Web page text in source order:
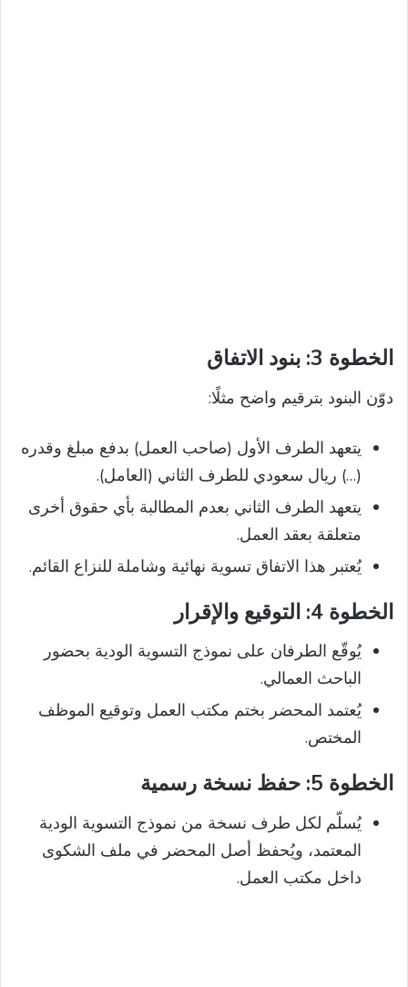
الخطوة 3: بنود الاتفاق
دوّن البنود بترقيم واضح مثلًا:
يتعهد الطرف الأول (صاحب العمل) بدفع مبلغ وقدره
(…) ريال سعودي للطرف الثاني (العامل).
يتعهد الطرف الثاني بعدم المطالبة بأي حقوق أخرى
متعلقة بعقد العمل.
يُعتبر هذا الاتفاق تسوية نهائية وشاملة للنزاع القائم.
الخطوة 4: التوقيع والإقرار
يُوقّع الطرفان على نموذج التسوية الودية بحضور
الباحث العمالي.
يُعتمد المحضر بختم مكتب العمل وتوقيع الموظف
المختص.
الخطوة 5: حفظ نسخة رسمية
يُسلّم لكل طرف نسخة من نموذج التسوية الودية
المعتمد، ويُحفظ أصل المحضر في ملف الشكوى
داخل مكتب العمل.